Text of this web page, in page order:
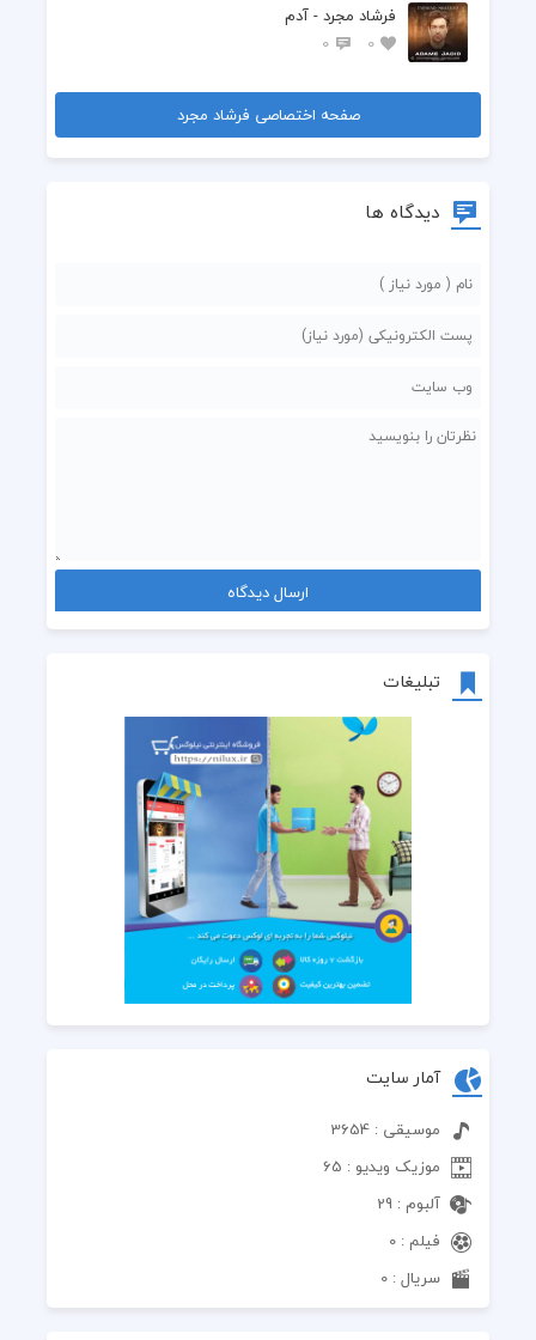
تبلیغات
آمار سایت
موسیقی : 3654
موزیک ویدیو : 65
آلبوم : 29
فیلم : 0
سریال : 0
فرشاد مجرد - آدم
0
0
صفحه اختصاصی فرشاد مجرد
دیدگاه ها